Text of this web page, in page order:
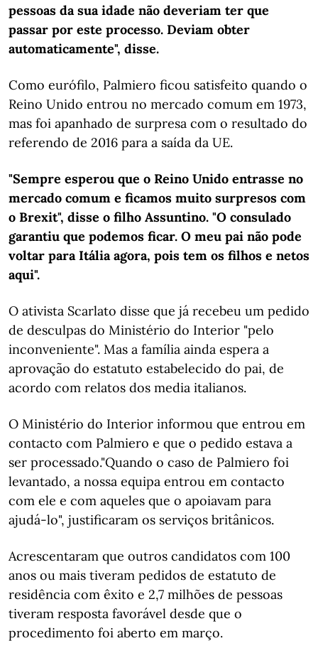
pessoas da sua idade não deveriam ter que
passar por este processo. Deviam obter
automaticamente", disse.
Como eurófilo, Palmiero ficou satisfeito quando o
Reino Unido entrou no mercado comum em 1973,
mas foi apanhado de surpresa com o resultado do
referendo de 2016 para a saída da UE.
"Sempre esperou que o Reino Unido entrasse no
mercado comum e ficamos muito surpresos com
o Brexit", disse o filho Assuntino. "O consulado
garantiu que podemos ficar. O meu pai não pode
voltar para Itália agora, pois tem os filhos e netos
aqui".
O ativista Scarlato disse que já recebeu um pedido
de desculpas do Ministério do Interior "pelo
inconveniente". Mas a família ainda espera a
aprovação do estatuto estabelecido do pai, de
acordo com relatos dos media italianos.
O Ministério do Interior informou que entrou em
contacto com Palmiero e que o pedido estava a
ser processado."Quando o caso de Palmiero foi
levantado, a nossa equipa entrou em contacto
com ele e com aqueles que o apoiavam para
ajudá-lo", justificaram os serviços britânicos.
Acrescentaram que outros candidatos com 100
anos ou mais tiveram pedidos de estatuto de
residência com êxito e 2,7 milhões de pessoas
tiveram resposta favorável desde que o
procedimento foi aberto em março.